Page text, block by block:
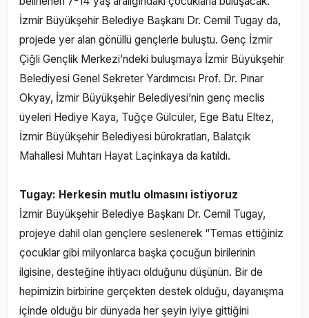
İzmir Büyükşehir Belediye Başkanı Dr. Cemil Tugay da,
projede yer alan gönüllü gençlerle buluştu. Genç İzmir
Çiğli Gençlik Merkezi’ndeki buluşmaya İzmir Büyükşehir
Belediyesi Genel Sekreter Yardımcısı Prof. Dr. Pınar
Okyay, İzmir Büyükşehir Belediyesi’nin genç meclis
üyeleri Hediye Kaya, Tuğçe Gülcüler, Ege Batu Eltez,
İzmir Büyükşehir Belediyesi bürokratları, Balatçık
Mahallesi Muhtarı Hayat Laçinkaya da katıldı.
Tugay: Herkesin mutlu olmasını istiyoruz
İzmir Büyükşehir Belediye Başkanı Dr. Cemil Tugay,
projeye dahil olan gençlere seslenerek “Temas ettiğiniz
çocuklar gibi milyonlarca başka çocuğun birilerinin
ilgisine, desteğine ihtiyacı olduğunu düşünün. Bir de
hepimizin birbirine gerçekten destek olduğu, dayanışma
içinde olduğu bir dünyada her şeyin iyiye gittiğini